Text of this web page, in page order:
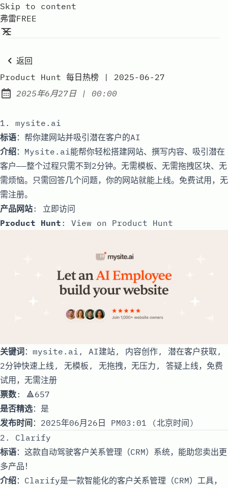
Skip to content
弗雷FREE
返回
Product Hunt 每日热榜 | 2025-06-27
Published:
2025年6月27日| at
00:00
1. mysite.ai
标语：帮你建网站并吸引潜在客户的AI
介绍：Mysite.ai能帮你轻松搭建网站、撰写内容、吸引潜在
客户——整个过程只需不到2分钟。无需模板、无需拖拽区块、无
需烦恼。只需回答几个问题，你的网站就能上线。免费试用，无
需注册。
产品网站: 立即访问
Product Hunt : View on Product Hunt
关键词：mysite.ai, AI建站, 内容创作, 潜在客户获取,
2分钟快速上线, 无模板, 无拖拽，无压力, 答疑上线，免费
试用，无需注册
票数: 🔺657
是否精选：是
发布时间 ：2025年06月26日 PM03:01 (北京时间)
2. Clarify
标语：这款自动驾驶客户关系管理（CRM）系统，能助您卖出更
多产品！
介绍：Clarify是一款智能化的客户关系管理（CRM）工具，